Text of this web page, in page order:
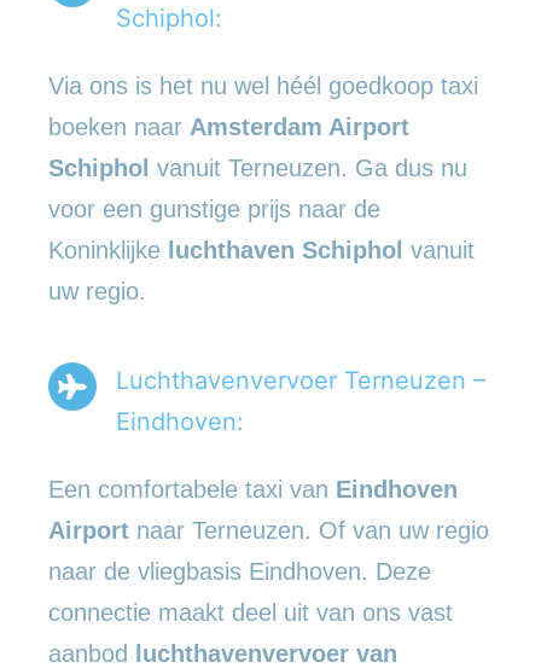
Schiphol:
Via ons is het nu wel héél goedkoop taxi
boeken naar Amsterdam Airport
Schiphol vanuit Terneuzen. Ga dus nu
voor een gunstige prijs naar de
Koninklijke luchthaven Schiphol vanuit
uw regio.
Luchthavenvervoer Terneuzen –
Eindhoven:
Een comfortabele taxi van Eindhoven
Airport naar Terneuzen. Of van uw regio
naar de vliegbasis Eindhoven. Deze
connectie maakt deel uit van ons vast
aanbod
luchthavenvervoer van